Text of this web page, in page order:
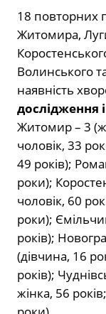
18 повторних
Житомира,
Волинського
наявність
дослідження
Житомир – 3
чоловік, 33
49 років);
роки);
чоловік, 60
роки);
років);
(дівчина, 16
років);
жінка, 56